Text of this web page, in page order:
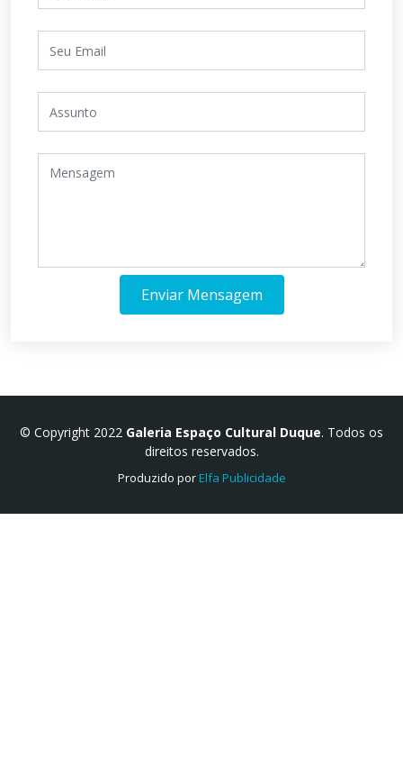
Enviar Mensagem
© Copyright 2022 Galeria Espaço Cultural Duque. Todos os
direitos reservados.
Produzido porElfa Publicidade